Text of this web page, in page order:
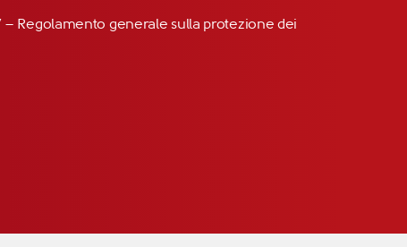
– Regolamento generale sulla protezione dei